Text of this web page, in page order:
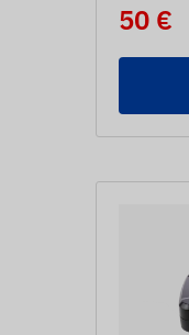
50 €